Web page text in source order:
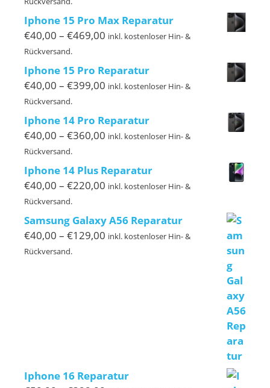
bis
€239,00
Iphone 15 Pro Max Reparatur
€40,00 – €469,00 Preisspanne:
€469,00
inkl. kostenloser Hin- &
Rückversand.
Iphone 15 Pro Reparatur
€40,00 – €399,00 Preisspanne:
€399,00
inkl. kostenloser Hin- &
Rückversand.
Iphone 14 Pro Reparatur
€40,00 – €360,00 Preisspanne:
bis
€360,00
inkl. kostenloser Hin- &
Rückversand.
Iphone 14 Plus Reparatur
€40,00 – €220,00 Preisspanne:
bis
€220,00
inkl. kostenloser Hin- &
Rückversand.
Samsung Galaxy A56 Reparatur
€40,00 – €129,00 Preisspanne:
inkl. kostenloser Hin- &
Rückversand.
Iphone 16 Reparatur